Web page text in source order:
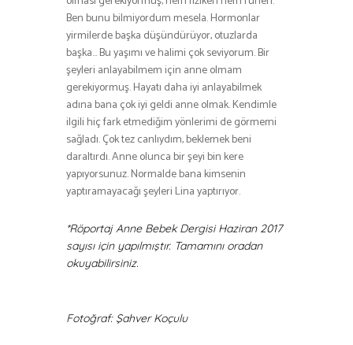
Ben bunu bilmiyordum mesela. Hormonlar
yirmilerde başka düşündürüyor, otuzlarda
başka… Bu yaşımı ve halimi çok seviyorum. Bir
şeyleri anlayabilmem için anne olmam
gerekiyormuş. Hayatı daha iyi anlayabilmek
adına bana çok iyi geldi anne olmak. Kendimle
ilgili hiç fark etmediğim yönlerimi de görmemi
sağladı. Çok tez canlıydım, beklemek beni
daraltırdı. Anne olunca bir şeyi bin kere
yapıyorsunuz. Normalde bana kimsenin
yaptıramayacağı şeyleri Lina yaptırıyor.
*Röportaj Anne Bebek Dergisi Haziran 2017
sayısı için yapılmıştır. Tamamını oradan
okuyabilirsiniz.
Fotoğraf: Şahver Koçulu